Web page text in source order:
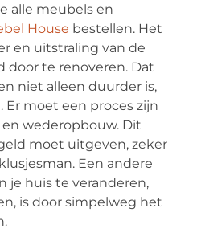
alle meubels en
House bestellen. Het
en uitstraling van de
te renoveren. Dat
niet alleen duurder is,
Er moet een proces zijn
wederopbouw. Dit
moet uitgeven, zeker
Een andere
je huis te veranderen,
is door simpelweg het